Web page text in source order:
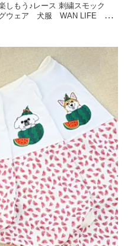
しもう♪レース 刺繍スモック
ウェア 犬服 WAN LIFE wan
ん チュニック ピンク イエ
生産】【TV番組ええじゃな